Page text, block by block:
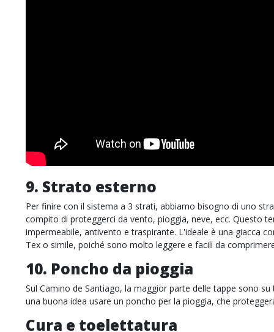
9. Strato esterno
Per finire con il sistema a 3 strati, abbiamo bisogno di uno
compito di proteggerci da vento, pioggia, neve, ecc. Questo
impermeabile, antivento e traspirante. L'ideale è una giacca
Tex o simile, poiché sono molto leggere e facili da
10. Poncho da pioggia
Sul Camino de Santiago, la maggior parte delle tappe sono
una buona idea usare un poncho per la pioggia, che
Cura e toelettatura